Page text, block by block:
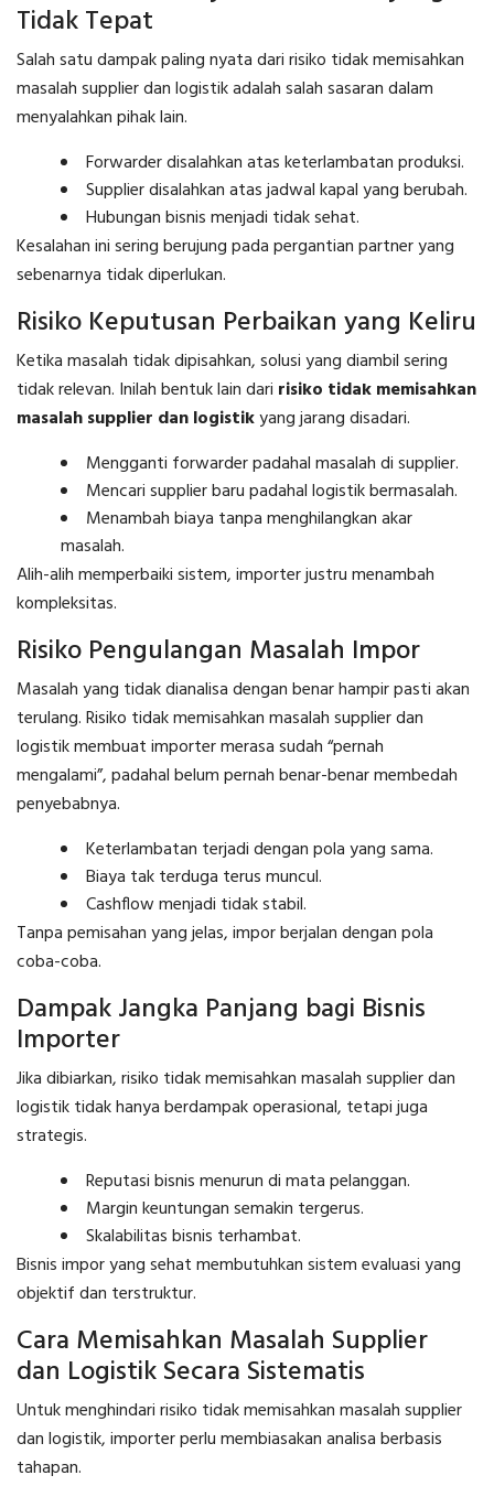
Tidak Tepat
Salah satu dampak paling nyata dari risiko tidak memisahkan
masalah supplier dan logistik adalah salah sasaran dalam
menyalahkan pihak lain.
Forwarder disalahkan atas keterlambatan produksi.
Supplier disalahkan atas jadwal kapal yang berubah.
Hubungan bisnis menjadi tidak sehat.
Kesalahan ini sering berujung pada pergantian partner yang
sebenarnya tidak diperlukan.
Risiko Keputusan Perbaikan yang Keliru
Ketika masalah tidak dipisahkan, solusi yang diambil sering
tidak relevan. Inilah bentuk lain dari risiko tidak memisahkan
masalah supplier dan logistikyang jarang disadari.
Mengganti forwarder padahal masalah di supplier.
Mencari supplier baru padahal logistik bermasalah.
Menambah biaya tanpa menghilangkan akar
masalah.
Alih-alih memperbaiki sistem, importer justru menambah
kompleksitas.
Risiko Pengulangan Masalah Impor
Masalah yang tidak dianalisa dengan benar hampir pasti akan
terulang. Risiko tidak memisahkan masalah supplier dan
logistik membuat importer merasa sudah “pernah
mengalami”, padahal belum pernah benar-benar membedah
penyebabnya.
Keterlambatan terjadi dengan pola yang sama.
Biaya tak terduga terus muncul.
Cashflow menjadi tidak stabil.
Tanpa pemisahan yang jelas, impor berjalan dengan pola
coba-coba.
Dampak Jangka Panjang bagi Bisnis
Importer
Jika dibiarkan, risiko tidak memisahkan masalah supplier dan
logistik tidak hanya berdampak operasional, tetapi juga
strategis.
Reputasi bisnis menurun di mata pelanggan.
Margin keuntungan semakin tergerus.
Skalabilitas bisnis terhambat.
Bisnis impor yang sehat membutuhkan sistem evaluasi yang
objektif dan terstruktur.
Cara Memisahkan Masalah Supplier
dan Logistik Secara Sistematis
Untuk menghindari risiko tidak memisahkan masalah supplier
dan logistik, importer perlu membiasakan analisa berbasis
tahapan.